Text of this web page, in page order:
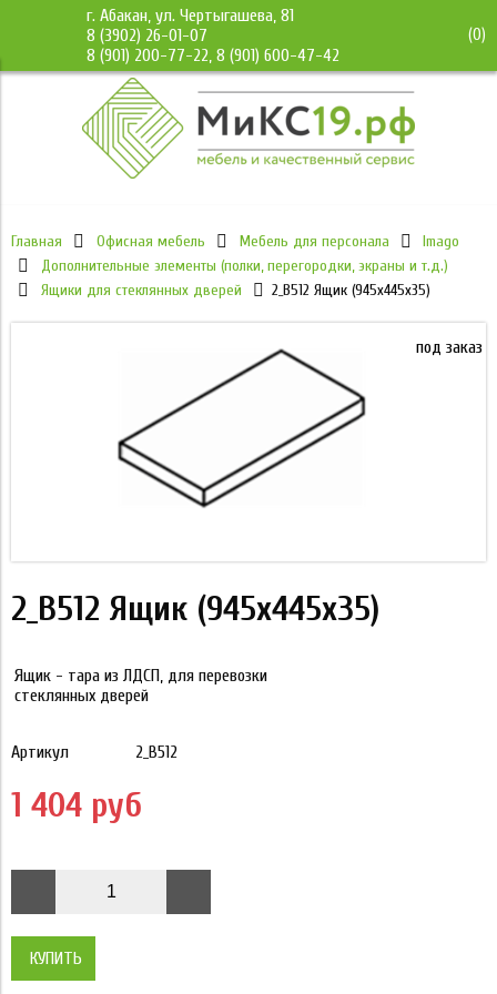
г. Абакан, ул. Чертыгашева, 81
8 (3902) 26-01-07
8 (901) 200-77-22, 8 (901) 600-47-42
(0)
Главная Офисная мебель Мебель для персонала
Imago
Дополнительные элементы (полки, перегородки, экраны и т.д.)
Ящики для стеклянных дверей
2_В512 Ящик (945х445х35)
под заказ
2_В512 Ящик (945х445х35)
Ящик - тара из ЛДСП, для перевозки
стеклянных дверей
Артикул 2_В512
1 404 руб
КУПИТЬ